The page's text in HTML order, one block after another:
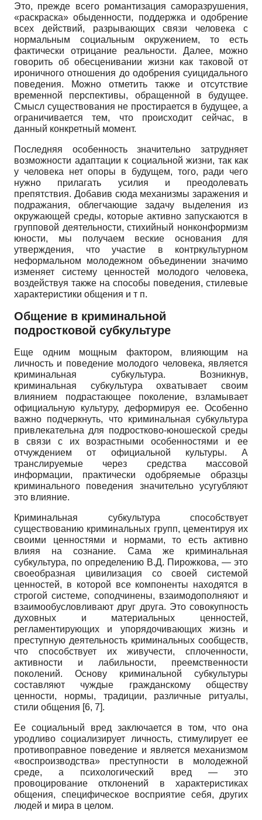
Это, прежде всего романтизация саморазрушения,
«раскраска» обыденности, поддержка и одобрение
всех действий, разрывающих связи человека с
нормальным социальным окружением, то есть
фактически отрицание реальности. Далее, можно
говорить об обесценивании жизни как таковой от
ироничного отношения до одобрения суицидального
поведения. Можно отметить также и отсутствие
временной перспективы, обращенной в будущее.
Смысл существования не простирается в будущее, а
ограничивается тем, что происходит сейчас, в
данный конкретный момент.
Последняя особенность значительно затрудняет
возможности адаптации к социальной жизни, так как
у человека нет опоры в будущем, того, ради чего
нужно прилагать усилия и преодолевать
препятствия. Добавив сюда механизмы заражения и
подражания, облегчающие задачу выделения из
окружающей среды, которые активно запускаются в
групповой деятельности, стихийный нонконформизм
юности, мы получаем веские основания для
утверждения, что участие в контркультурном
неформальном молодежном объединении значимо
изменяет систему ценностей молодого человека,
воздействуя также на способы поведения, стилевые
характеристики общения и т п.
Общение в криминальной
подростковой субкультуре
Еще одним мощным фактором, влияющим на
личность и поведение молодого человека, является
криминальная субкультура. Возникнув,
криминальная субкультура охватывает своим
влиянием подрастающее поколение, взламывает
официальную культуру, деформируя ее. Особенно
важно подчеркнуть, что криминальная субкультура
привлекательна для подростково-юношеской среды
в связи с их возрастными особенностями и ее
отчуждением от официальной культуры. А
транслируемые через средства массовой
информации, практически одобряемые образцы
криминального поведения значительно усугубляют
это влияние.
Криминальная субкультура способствует
существованию криминальных групп, цементируя их
своими ценностями и нормами, то есть активно
влияя на сознание. Сама же криминальная
субкультура, по определению В.Д. Пирожкова, — это
своеобразная цивилизация со своей системой
ценностей, в которой все компоненты находятся в
строгой системе, соподчинены, взаимодополняют и
взаимообусловливают друг друга. Это совокупность
духовных и материальных ценностей,
регламентирующих и упорядочивающих жизнь и
преступную деятельность криминальных сообществ,
что способствует их живучести, сплоченности,
активности и лабильности, преемственности
поколений. Основу криминальной субкультуры
составляют чуждые гражданскому обществу
ценности, нормы, традиции, различные ритуалы,
стили общения [6, 7].
Ее социальный вред заключается в том, что она
уродливо социализирует личность, стимулирует ее
противоправное поведение и является механизмом
«воспроизводства» преступности в молодежной
среде, а психологический вред — это
провоцирование отклонений в характеристиках
общения, специфическое восприятие себя, других
людей и мира в целом.